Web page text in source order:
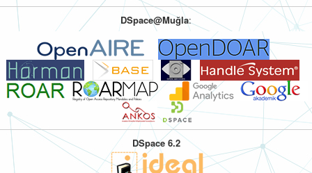
DSpace@Muğla:
DSpace 6.2